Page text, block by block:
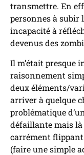
transmettre. En
personnes à subir
incapacité à
devenus des
Il m’était presque
raisonnement
deux éléments/
arriver à quelque
problématique
défaillante mais là
carrément
(faire une simple